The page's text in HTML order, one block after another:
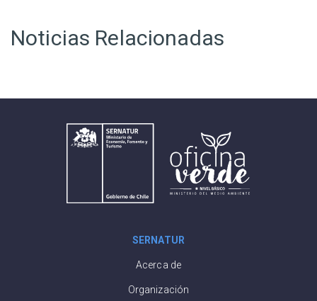
Noticias Relacionadas
SERNATUR
Acerca de
Organización